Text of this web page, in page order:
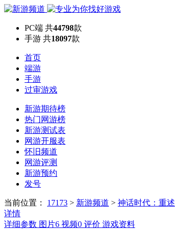
PC端 共44798款
手游 共18097款
首页
端游
手游
过审游戏
新游期待榜
热门网游榜
新游测试表
网游开服表
怀旧频道
网游评测
新游预约
发号
当前位置： 17173 > 新游频道 > 神话时代：重述
详情
详细参数 图片6 视频0 评价 游戏资料